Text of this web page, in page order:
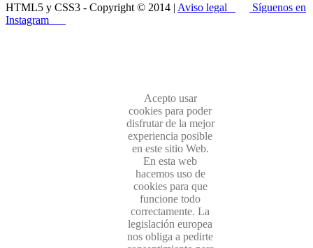
HTML5 y CSS3 - Copyright © 2014 | Aviso legal
Síguenos en
Instagram
Acepto usar
cookies para poder
disfrutar de la mejor
experiencia posible
en este sitio Web.
En esta web
hacemos uso de
cookies para que
funcione todo
correctamente. La
legislación europea
nos obliga a pedirte